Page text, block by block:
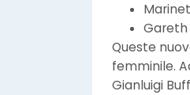
Gareth
Queste
femminile.
Gianluigi